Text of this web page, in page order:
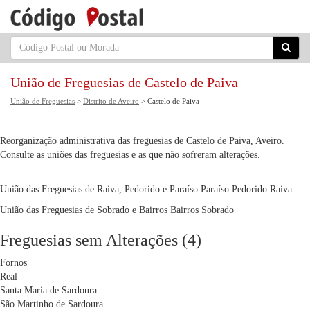
União de Freguesias de Castelo de Paiva
União de Freguesias > Distrito de Aveiro > Castelo de Paiva
Reorganização administrativa das freguesias de Castelo de Paiva, Aveiro.
Consulte as uniões das freguesias e as que não sofreram alterações.
União das Freguesias de Raiva, Pedorido e Paraíso Paraíso Pedorido Raiva
União das Freguesias de Sobrado e Bairros Bairros Sobrado
Freguesias sem Alterações (4)
Fornos
Real
Santa Maria de Sardoura
São Martinho de Sardoura